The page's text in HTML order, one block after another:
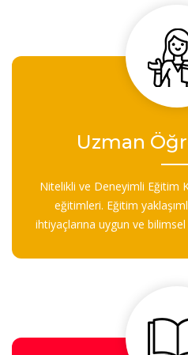
Uzman
Nitelikli ve Deneyimli Eğitim
eğitimleri. Eğitim
ihtiyaçlarına uygun ve